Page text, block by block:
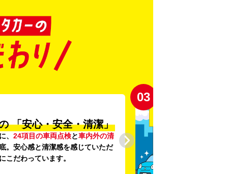
「安心・安全・清潔」
、 24項目の車両点検と車内外の清
。安心感と清潔感を感じていただ
こだわっています。
03